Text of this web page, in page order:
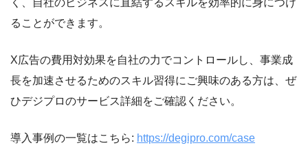
ることができます。
X広告の費用対効果を自社の力でコントロールし、事業成
長を加速させるためのスキル習得にご興味のある方は、ぜ
ひデジプロのサービス詳細をご確認ください。
導入事例の一覧はこちら: https://degipro.com/case